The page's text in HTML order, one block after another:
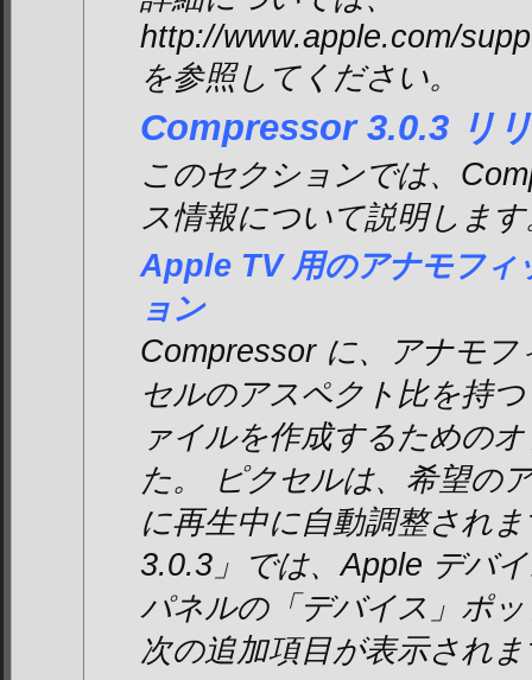
http://www.apple.com/
を参照してください。
Compressor 3.0.3 リ
このセクションでは、
ス情報について説明します
Apple TV 用のアナモフィ
ョン
Compressor に、アナモ
セルのアスペクト比を持
ァイルを作成するための
た。 ピクセルは、希望の
に再生中に自動調整され
3.0.3」では、Apple デバ
パネルの「デバイス」ポ
次の追加項目が表示され